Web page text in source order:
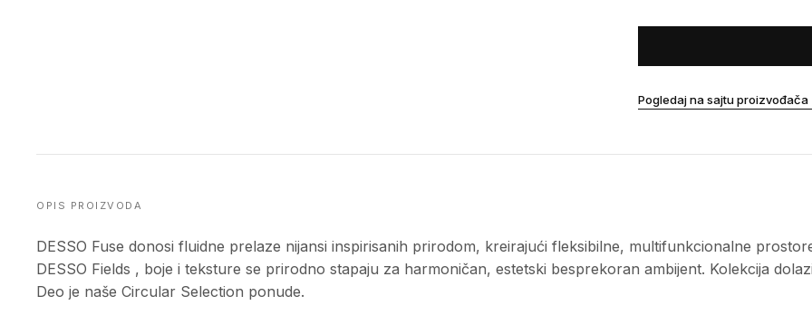
Pogledaj na sajtu proizvođača
OPIS PROIZVODA
DESSO Fuse donosi fluidne prelaze nijansi inspirisanih prirodom, kreirajući fleksibilne, multifunkcionalne
DESSO Fields , boje i teksture se prirodno stapaju za harmoničan, estetski besprekoran ambijent. Kolekcija
Deo je naše Circular Selection ponude.